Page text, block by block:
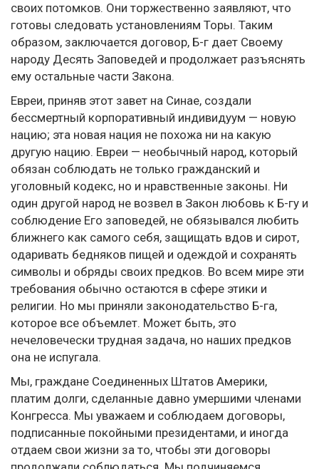
своих потомков. Они торжественно заявляют, что
готовы следовать установлениям Торы. Таким
образом, заключается договор, Б-г дает Своему
народу Десять Заповедей и продолжает разъяснять
ему остальные части Закона.
Евреи, приняв этот завет на Синае, создали
бессмертный корпоративный индивидуум — новую
нацию; эта новая нация не похожа ни на какую
другую нацию. Евреи — необычный народ, который
обязан соблюдать не только гражданский и
уголовный кодекс, но и нравственные законы. Ни
один другой народ не возвел в Закон любовь к Б-гу и
соблюдение Его заповедей, не обязывался любить
ближнего как самого себя, защищать вдов и сирот,
одаривать бедняков пищей и одеждой и сохранять
символы и обряды своих предков. Во всем мире эти
требования обычно остаются в сфере этики и
религии. Но мы приняли законодательство Б-га,
которое все объемлет. Может быть, это
нечеловечески трудная задача, но наших предков
она не испугала.
Мы, граждане Соединенных Штатов Америки,
платим долги, сделанные давно умершими членами
Конгресса. Мы уважаем и соблюдаем договоры,
подписанные покойными президентами, и иногда
отдаем свои жизни за то, чтобы эти договоры